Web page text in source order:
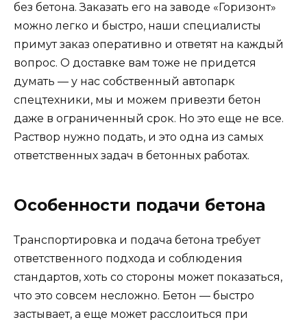
без бетона. Заказать его на заводе «Горизонт»
можно легко и быстро, наши специалисты
примут заказ оперативно и ответят на каждый
вопрос. О доставке вам тоже не придется
думать — у нас собственный автопарк
спецтехники, мы и можем привезти бетон
даже в ограниченный срок. Но это еще не все.
Раствор нужно подать, и это одна из самых
ответственных задач в бетонных работах.
Особенности подачи бетона
Транспортировка и подача бетона требует
ответственного подхода и соблюдения
стандартов, хоть со стороны может показаться,
что это совсем несложно. Бетон — быстро
застывает, а еще может расслоиться при